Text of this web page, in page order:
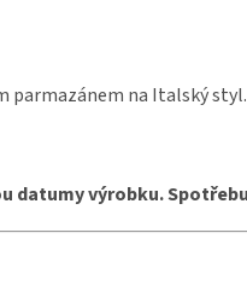
parmazánem na Italský styl.
datumy výrobku.